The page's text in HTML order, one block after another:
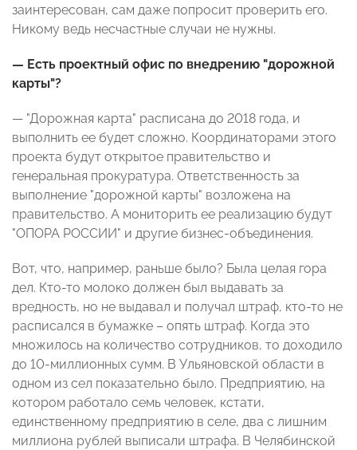
заинтересован, сам даже попросит проверить его.
Никому ведь несчастные случаи не нужны.
— Есть проектный офис по внедрению "дорожной
карты"?
— "Дорожная карта" расписана до 2018 года, и
выполнить ее будет сложно. Координаторами этого
проекта будут открытое правительство и
генеральная прокуратура. Ответственность за
выполнение "дорожной карты" возложена на
правительство. А мониторить ее реализацию будут
"ОПОРА РОССИИ" и другие бизнес-объединения.
Вот, что, например, раньше было? Была целая гора
дел. Кто-то молоко должен был выдавать за
вредность, но не выдавал и получал штраф, кто-то не
расписался в бумажке – опять штраф. Когда это
множилось на количество сотрудников, то доходило
до 10-миллионных сумм. В Ульяновской области в
одном из сел показательно было. Предприятию, на
котором работало семь человек, кстати,
единственному предприятию в селе, два с лишним
миллиона рублей выписали штрафа. В Челябинской